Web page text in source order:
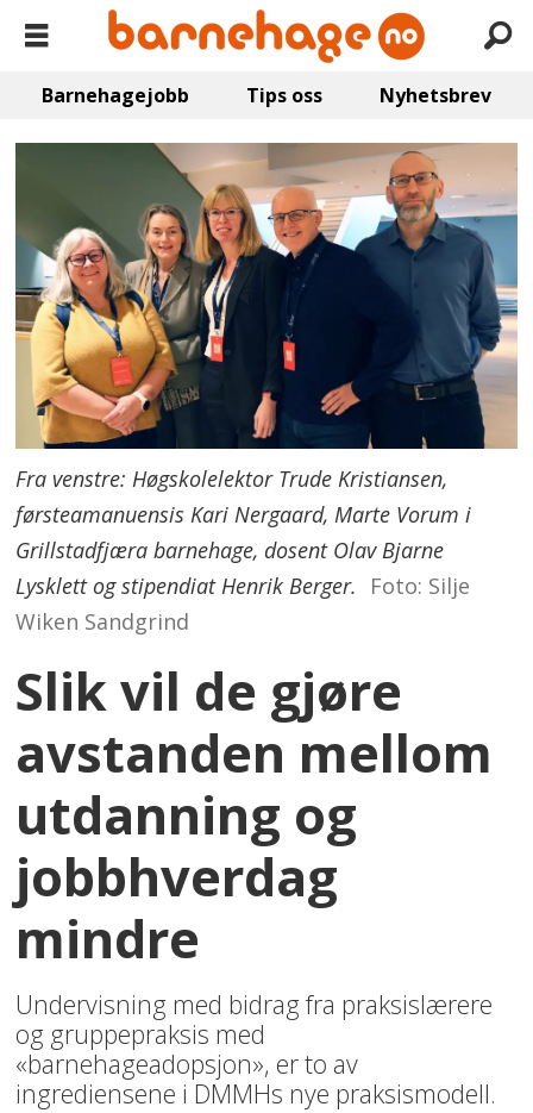
Barnehagejobb Tips oss Nyhetsbrev
Fra venstre: Høgskolelektor Trude Kristiansen,
førsteamanuensis Kari Nergaard, Marte Vorum i
Grillstadfjæra barnehage, dosent Olav Bjarne
Lysklett og stipendiat Henrik Berger.
Foto: Silje
Wiken Sandgrind
Slik vil de gjøre
avstanden mellom
utdanning og
jobbhverdag
mindre
Undervisning med bidrag fra praksislærere
og gruppepraksis med
«barnehageadopsjon», er to av
ingrediensene i DMMHs nye praksismodell.